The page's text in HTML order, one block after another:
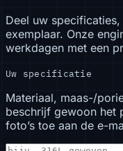
Deel uw
exemplaar. Onze
werkdagen met een
Uw specificatie
Materiaal, maas-/
beschrijf gewoon het
foto’s toe aan de e-